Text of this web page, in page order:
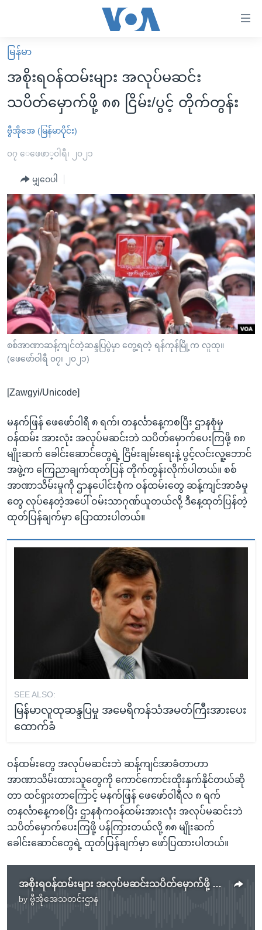
လွယ်ကူ
စေ
သည့်
များ
ပင်မ
ကျော်
ကြည့်
ရန်
ပင်မ
ညွန်း
စာမျက်နှာ
သို့
ကျော်
ကြည့်
ရန်
ရန်
သို့
ကျော်
ရန်
မူလစာမျက်နှာ
မြန်မာ
ကမ္ဘာ့သတင်းများ
နိုင်ငံတကာ
အစ္စရေး-ပါလက်စတိုင်း
ဗွီဒီယို
သတင်းလွတ်လပ်ခွင့်
အင်္ဂလိပ်စာလေ့လာမယ်
အမေရိကန်သုံးအီဒီယံ
မကြေးမုံရဲ့ အင်္ဂလိပ်စာ
ရုပ်ရှင်ထဲက အင်္ဂလိပ်စာ
သုတပဒေသာ အင်္ဂလိပ်စာ
အပတ်စဉ်ကဏ္ဍများ
ရေဒီယို
တီဗွီ
ရေဒီယိုနှင့်ရုပ်သံ အချက်အလက်များ
ရေဒီယို/တီဗွီအစီအစဉ်
Learning English
ဗွီအိုအေ လူမှုကွန်ယက်များ
မြန်မာ
အစိုးရဝန်ထမ်းများ အလုပ်မဆင်း
သပိတ်မှောက်ဖို့ ၈၈ ငြိမ်း/ပွင့် တိုက်တွန်း
ဗွီအိုအေ (မြန်မာပိုင်း)
၀၇ ေဖေဖာ္၀ါရီ၊ ၂၀၂၁
မျှဝေပါ
စစ်အာဏာဆန့်ကျင်တဲ့ဆန္ဒပြပွဲမှာ တွေ့ရတဲ့ ရန်ကုန်မြို့က လူထု။
(ဖေဖော်ဝါရီ ၀၇၊ ၂၀၂၁)
[Zawgyi/Unicode]
မနက်ဖြန် ဖေဖော်ဝါရီ ၈ ရက်၊ တနင်္လာနေ့ကစပြီး ဌာနစုံမှ
ဝန်ထမ်း အားလုံး အလုပ်မဆင်းဘဲ သပိတ်မှောက်ပေးကြဖို့ ၈၈
မျိုးဆက် ခေါင်းဆောင်တွေရဲ့ ငြိမ်းချမ်းရေးနဲ့ ပွင့်လင်းလူ့ဘောင်
အဖွဲ့က ကြေညာချက်ထုတ်ပြန် တိုက်တွန်းလိုက်ပါတယ်။ စစ်
အာဏာသိမ်းမှုကို ဌာနပေါင်းစုံက ဝန်ထမ်းတွေ ဆန့်ကျင်အာခံမှု
တွေ လုပ်နေတဲ့အပေါ် ဝမ်းသာဂုဏ်ယူတယ်လို့ ဒီနေ့ထုတ်ပြန်တဲ့
ထုတ်ပြန်ချက်မှာ ပြောထားပါတယ်။
SEE ALSO:
မြန်မာလူထုဆန္ဒပြမှု အမေရိကန်သံအမတ်ကြီးအားပေး
ထောက်ခံ
ဝန်ထမ်းတွေ အလုပ်မဆင်းဘဲ ဆန့်ကျင်အာခံတာဟာ
အာဏာသိမ်းထားသူတွေကို ကောင်ကောင်းထိုးနှက်နိုင်တယ်ဆို
တာ ထင်ရှားတာကြောင့် မနက်ဖြန် ဖေဖော်ဝါရီလ ၈ ရက်
တနင်္လာနေ့ကစပြီး ဌာနစုံကဝန်ထမ်းအားလုံး အလုပ်မဆင်းဘဲ
သပိတ်မှောက်ပေးကြဖို့ ပန်ကြားတယ်လို့ ၈၈ မျိုးဆက်
ခေါင်းဆောင်တွေရဲ့ ထုတ်ပြန်ချက်မှာ ဖော်ပြထားပါတယ်။
အစိုးရဝန်ထမ်းများ အလုပ်မဆင်းသပိတ်မှောက်ဖို့ ၈၈ ငြိမ်း/ပွင့် တိုက်တွန်း
by ဗွီအိုအေသတင်းဌာန
No media source currently available